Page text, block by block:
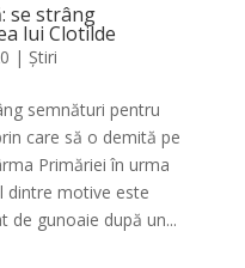
se strâng
lui Clotilde
| Știri
semnături pentru
care să o demită pe
Primăriei în urma
dintre motive este
de gunoaie după un...